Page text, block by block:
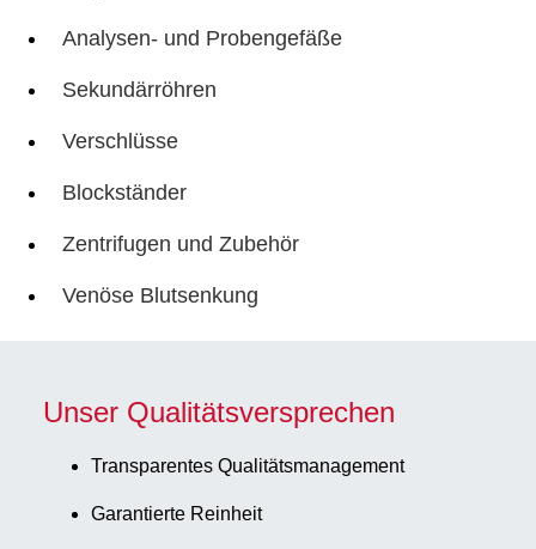
Analysen- und Probengefäße
Sekundärröhren
Verschlüsse
Blockständer
Zentrifugen und Zubehör
Venöse Blutsenkung
Unser Qualitätsversprechen
Transparentes Qualitätsmanagement
Garantierte Reinheit